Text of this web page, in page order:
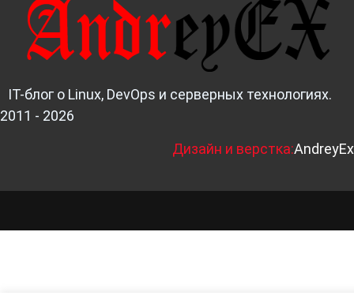
IT-блог о Linux, DevOps и серверных технологиях.
2011 - 2026
Дизайн и верстка:AndreyEx